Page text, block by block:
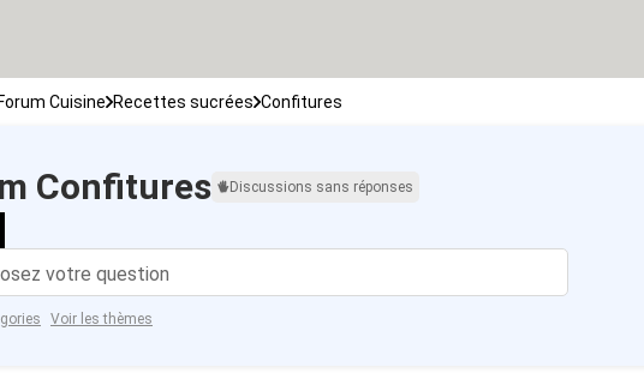
Cuisine Recettes sucrées Confitures
Confitures Discussions sans réponses
votre question
Voir les thèmes